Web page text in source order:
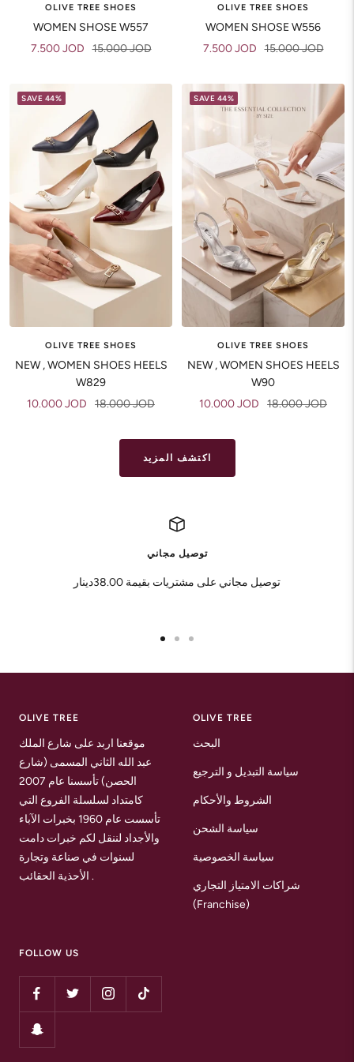
OLIVE TREE SHOES
WOMEN SHOSE W557
Sale
7.500 JOD Regular
15.000 JOD
OLIVE TREE SHOES
WOMEN SHOSE W556
Sale
7.500 JOD Regular
15.000 JOD
SAVE 44%
OLIVE TREE SHOES
NEW , WOMEN SHOES HEELS
W829
Sale
10.000 JOD
Regular
18.000 JOD
SAVE 44%
OLIVE TREE SHOES
NEW , WOMEN SHOES HEELS
W90
Sale
10.000 JOD
Regular
18.000 JOD
اكتشف المزيد
توصيل مجاني
توصيل مجاني على مشتريات بقيمة 38.00دينار
OLIVE TREE
موقعنا اربد على شارع الملك
عبد الله الثاني المسمى (شارع
الحصن) تأسسنا عام 2007
كامتداد لسلسلة الفروع التي
تأسست عام 1960 بخبرات الآباء
والأجداد لننقل لكم خبرات دامت
لسنوات في صناعة وتجارة
الأحذية الحقائب .
OLIVE TREE
البحث
سياسة التبديل و الترجيع
الشروط والأحكام
سياسة الشحن
سياسة الخصوصية
شراكات الامتياز التجاري
(Franchise)
FOLLOW US